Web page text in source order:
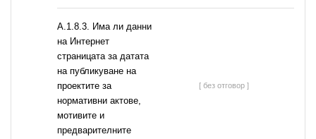
A.1.8.3. Има ли данни
на Интернет
страницата за датата
на публикуване на
проектите за
нормативни актове,
мотивите и
предварителните
[ без отговор ]